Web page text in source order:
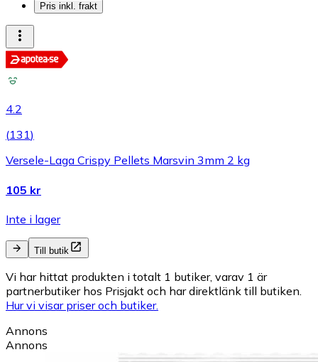
Pris inkl. frakt
4.2
(131)
Versele-Laga Crispy Pellets Marsvin 3mm 2 kg
105 kr
Inte i lager
Till butik
Vi har hittat produkten i totalt 1 butiker, varav 1 är
partnerbutiker hos Prisjakt och har direktlänk till butiken.
Hur vi visar priser och butiker.
Annons
Annons